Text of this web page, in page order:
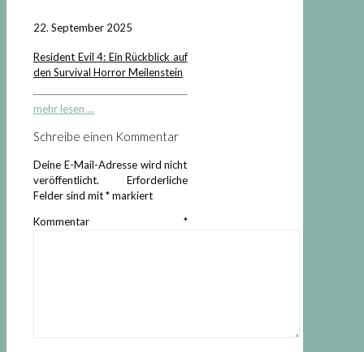
22. September 2025
Resident Evil 4: Ein Rückblick auf
den Survival Horror Meilenstein
mehr lesen ...
Schreibe einen Kommentar
Deine E-Mail-Adresse wird nicht
veröffentlicht.
Erforderliche
Felder sind mit*markiert
Kommentar *